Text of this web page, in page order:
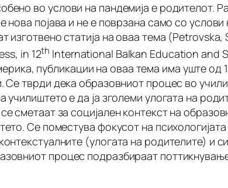
во услови на пандемија е родителот.
појава и не е поврзана само со
статија на оваа тема (Petrovska,
in 12th International Balkan Education and
публикации на оваа тема има уште од
тврди дека образовниот процес во
е да ја зголеми улогата на
сметаат за социјален контекст на
Се поместува фокусот на
(улогата на родителите) и
процес подразбираат